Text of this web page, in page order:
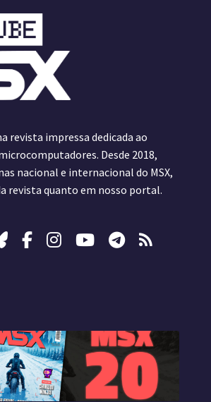
revista impressa dedicada ao
Desde 2018,
nacional e internacional do MSX,
revista quanto em nosso portal.